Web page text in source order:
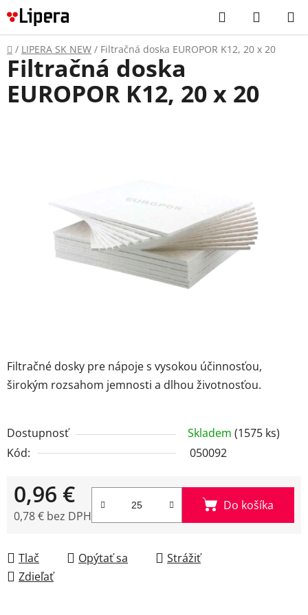
Prejsť
na
obsah
Hľadať
KOŠÍK
Domov
/ LIPERA SK NEW / Filtračná doska EUROPOR K12, 20 x 20
Filtračné dosky pre nápoje s vysokou účinnosťou,
širokým rozsahom jemnosti a dlhou životnosťou.
Dostupnosť Skladem (1575 ks)
Kód:
050092
0,96 €
0,78 € bez DPH
Do košíka
Tlač Opýtať sa
Strážiť
Zdieľať
Filtračná doska
EUROPOR K12, 20 x 20